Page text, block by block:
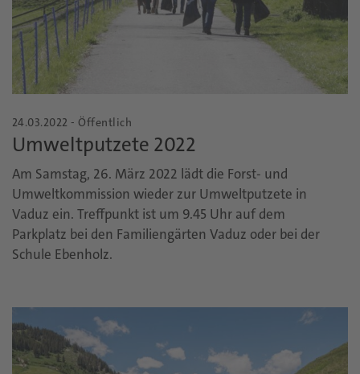
24.03.2022 - Öffentlich
Umweltputzete 2022
Am Samstag, 26. März 2022 lädt die Forst- und
Umweltkommission wieder zur Umweltputzete in
Vaduz ein. Treffpunkt ist um 9.45 Uhr auf dem
Parkplatz bei den Familiengärten Vaduz oder bei der
Schule Ebenholz.